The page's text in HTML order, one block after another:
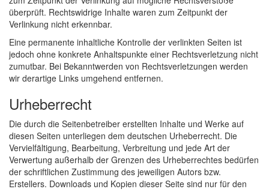
überprüft. Rechtswidrige Inhalte waren zum Zeitpunkt der
Verlinkung nicht erkennbar.
Eine permanente inhaltliche Kontrolle der verlinkten Seiten ist
jedoch ohne konkrete Anhaltspunkte einer Rechtsverletzung nicht
zumutbar. Bei Bekanntwerden von Rechtsverletzungen werden
wir derartige Links umgehend entfernen.
Urheberrecht
Die durch die Seitenbetreiber erstellten Inhalte und Werke auf
diesen Seiten unterliegen dem deutschen Urheberrecht. Die
Vervielfältigung, Bearbeitung, Verbreitung und jede Art der
Verwertung außerhalb der Grenzen des Urheberrechtes bedürfen
der schriftlichen Zustimmung des jeweiligen Autors bzw.
Erstellers. Downloads und Kopien dieser Seite sind nur für den